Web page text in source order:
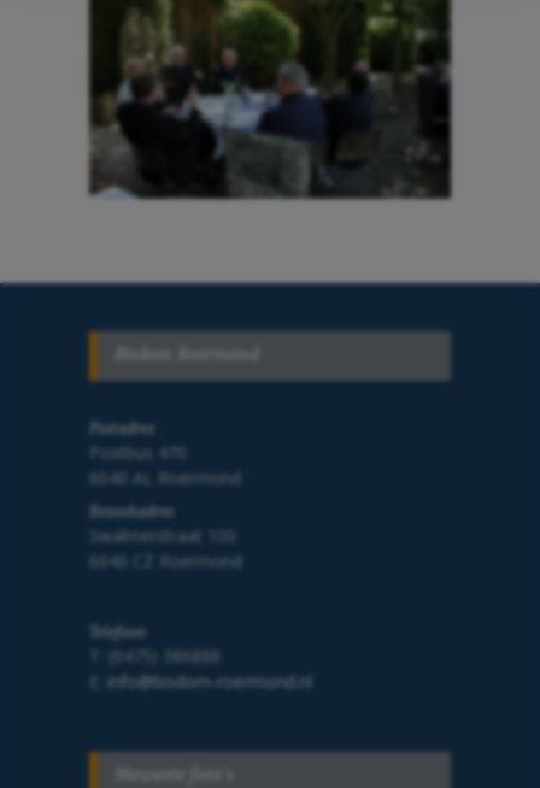
Postadres
Postbus 470
6040 AL Roermond
Bezoekadres
Swalmerstraat 100
6040 CZ Roermond
Telefoon
T: (0475) 386888
info@bisdom-roermond.nl
Nieuwste foto's